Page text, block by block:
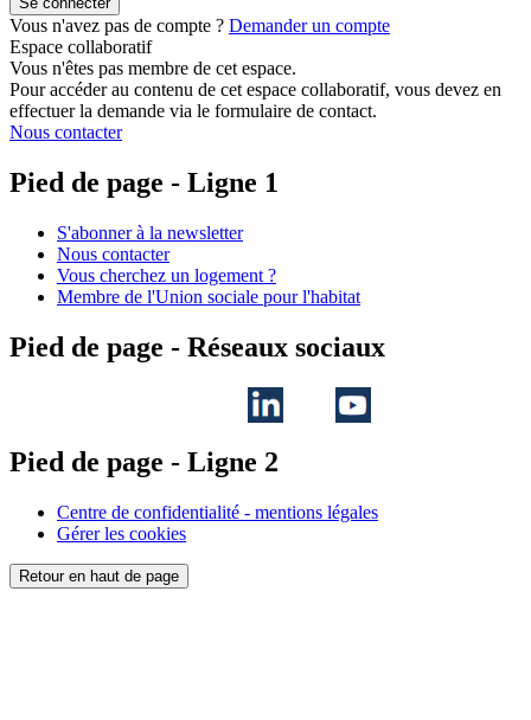
Vous n'avez pas de compte ? Demander un compte
Espace collaboratif
Vous n'êtes pas membre de cet espace.
Pour accéder au contenu de cet espace collaboratif, vous devez en
effectuer la demande via le formulaire de contact.
Nous contacter
Pied de page - Ligne 1
S'abonner à la newsletter
Nous contacter
Vous cherchez un logement ?
Membre de l'Union sociale pour l'habitat
Pied de page - Réseaux sociaux
Pied de page - Ligne 2
Centre de confidentialité - mentions légales
Gérer les cookies
Retour en haut de page